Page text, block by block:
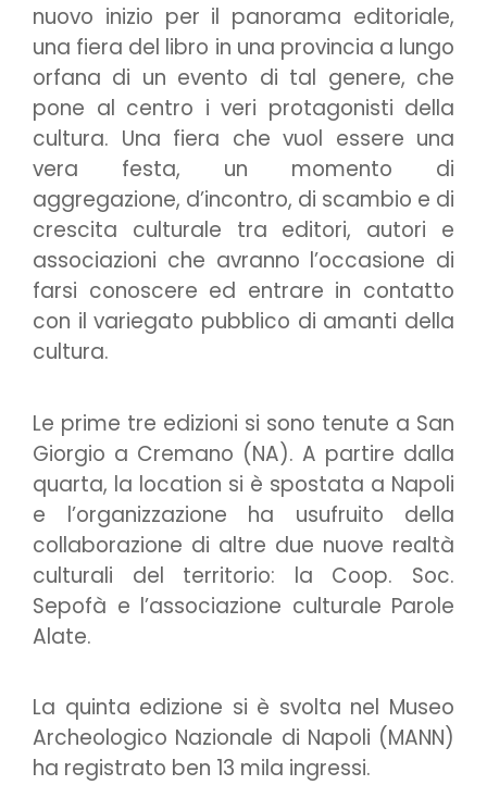
nuovo inizio per il panorama editoriale,
una fiera del libro in una provincia a lungo
orfana di un evento di tal genere, che
pone al centro i veri protagonisti della
cultura. Una fiera che vuol essere una
vera festa, un momento di
aggregazione, d’incontro, di scambio e di
crescita culturale tra editori, autori e
associazioni che avranno l’occasione di
farsi conoscere ed entrare in contatto
con il variegato pubblico di amanti della
cultura.
Le prime tre edizioni si sono tenute a San
Giorgio a Cremano (NA). A partire dalla
quarta, la location si è spostata a Napoli
e l’organizzazione ha usufruito della
collaborazione di altre due nuove realtà
culturali del territorio: la Coop. Soc.
Sepofà e l’associazione culturale Parole
Alate.
La quinta edizione si è svolta nel Museo
Archeologico Nazionale di Napoli (MANN)
ha registrato ben 13 mila ingressi.